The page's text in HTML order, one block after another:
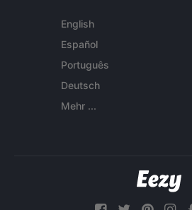
English
Español
Português
Deutsch
Mehr ...